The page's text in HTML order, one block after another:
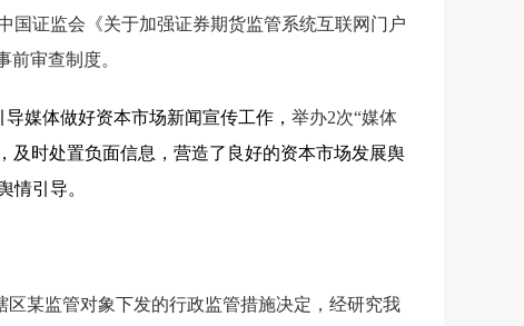
国证监会《关于加强证券期货监管系统互联网门户
审查制度。
媒体做好资本市场新闻宣传工作， 举办2次“媒体
及时处置负面信息，营造了良好的资本市场发展舆
情引导。
区某监管对象下发的行政监管措施决定，经研究我